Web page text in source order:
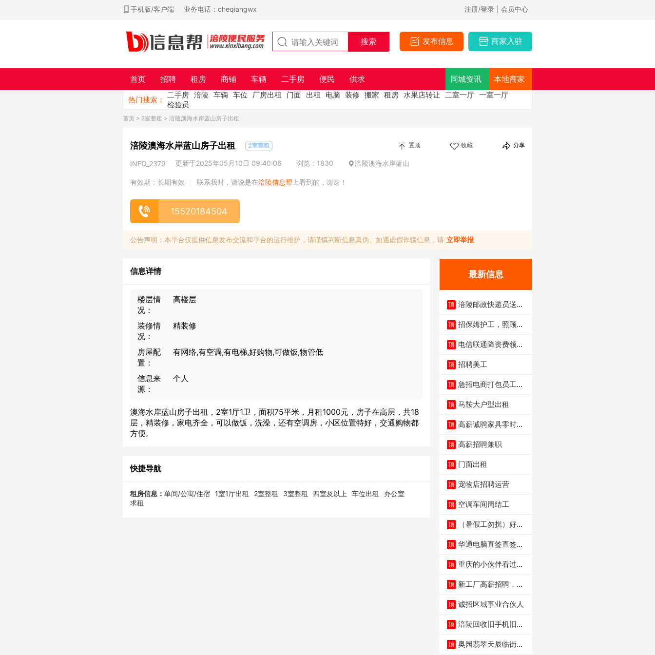
手机版/客户端 业务电话：cheqiangwx 注册/登录 | 会员中心
发布信息 商家入驻
首页 招聘 租房 商铺 车辆 二手房 便民 供求 同城资讯 本地商家
热门搜索：
二手房 涪陵 车辆 车位 厂房出租 门面 出租 电脑 装修 搬家 租房 水果店转让 二室一厅 一室一厅
检验员
首页 > 2室整租 > 涪陵澳海水岸蓝山房子出租
涪陵澳海水岸蓝山房子出租 2室整租 置顶 收藏 分享
INFO_2379 更新于2025年05月10日 09:40:06 浏览：1830 涪陵澳海水岸蓝山
有效期：长期有效 联系我时，请说是在涪陵信息帮 上看到的，谢谢！
15520184504
公告声明：本平台仅提供信息发布交流和平台的运行维护，请谨慎判断信息真伪。如遇虚假诈骗信息，请 立即举报
信息详情
楼层情
况：
高楼层
装修情
况：
精装修
房屋配
置：
有网络,有空调,有电梯,好购物,可做饭,物管低
信息来
源：
个人
澳海水岸蓝山房子出租，2室1厅1卫，面积75平米，月租1000元，房子在高层，共18
层，精装修，家电齐全，可以做饭，洗澡，还有空调房，小区位置特好，交通购物都
方便。
快捷导航
租房信息： 单间/公寓/住宿 1室1厅出租 2室整租 3室整租 四室及以上 车位出租
办公室
求租
最新信息
顶 涪陵邮政快递员送货
顶 招保姆护工，照顾病
顶 电信联通降资费领价
顶 招聘美工
顶 急招电商打包员工作
顶 马鞍大户型出租
顶 高薪诚聘家具零时促
顶 高薪招聘兼职
顶 门面出租
顶 宠物店招聘运营
顶 空调车间周结工
顶
（暑假工勿扰）好想
顶 华通电脑直签直签直
顶 重庆的小伙伴看过
本
顶 新工厂高薪招聘，普
顶 诚招区域事业合伙人
顶 涪陵回收旧手机旧电
顶 奥园翡翠天辰临街餐